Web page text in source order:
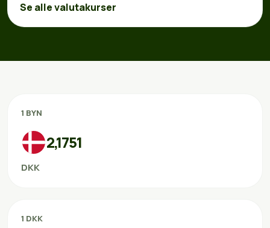
Se alle valutakurser
1 BYN
2,1751
DKK
1 DKK